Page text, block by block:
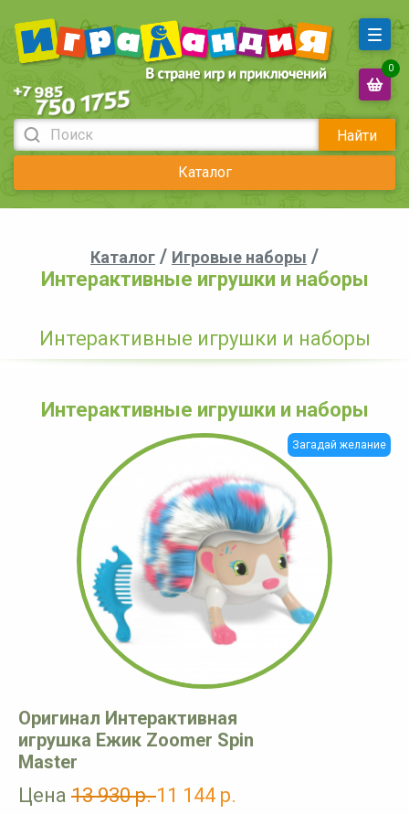
Найти
Каталог
0
Каталог / Игровые наборы /
Интерактивные игрушки и наборы
Интерактивные игрушки и наборы
Интерактивные игрушки и наборы
Загадай желание
Оригинал Интерактивная
игрушка Ежик Zoomer Spin
Master
Цена 13 930 р.11 144 р.